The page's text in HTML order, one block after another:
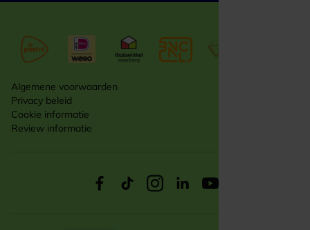
Algemene voorwaarden
Privacy beleid
Cookie informatie
Review informatie